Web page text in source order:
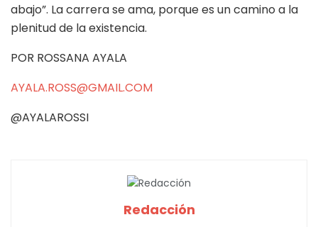
abajo”. La carrera se ama, porque es un camino a la
plenitud de la existencia.
POR ROSSANA AYALA
AYALA.ROSS@GMAIL.COM
@AYALAROSSI
Redacción